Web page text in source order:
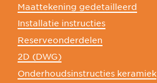
Maattekening gedetailleerd
Installatie instructies
Reserveonderdelen
2D (DWG)
Onderhoudsinstructies keramiek